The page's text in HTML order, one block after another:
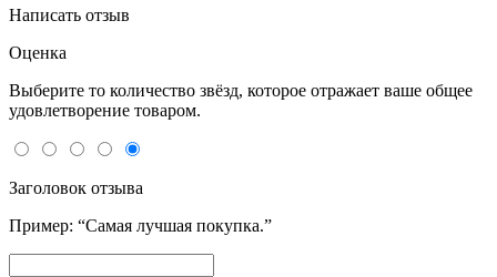
Написать отзыв
Оценка
Выберите то количество звёзд, которое отражает ваше общее
удовлетворение товаром.
Заголовок отзыва
Пример: “Самая лучшая покупка.”